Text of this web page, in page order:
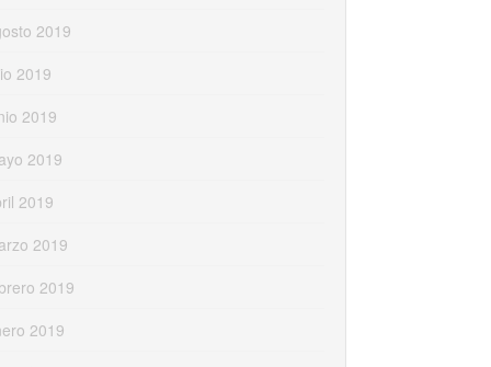
2019
2019
2019
2019
2019
2019
2019
2019